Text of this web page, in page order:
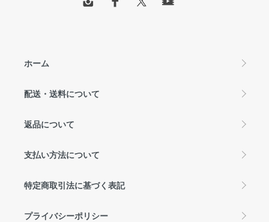
ホーム
配送・送料について
返品について
支払い方法について
特定商取引法に基づく表記
プライバシーポリシー